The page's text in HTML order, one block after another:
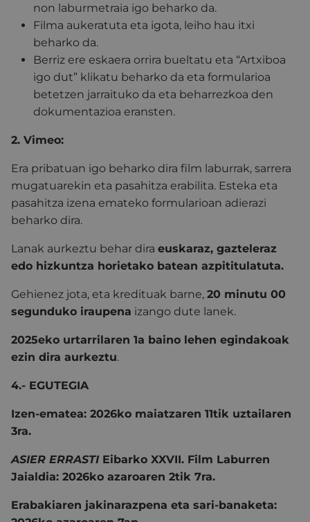
non laburmetraia igo beharko da.
Filma aukeratuta eta igota, leiho hau itxi
beharko da.
Berriz ere eskaera orrira bueltatu eta “Artxiboa
igo dut” klikatu beharko da eta formularioa
betetzen jarraituko da eta beharrezkoa den
dokumentazioa eransten.
2. Vimeo:
Era pribatuan igo beharko dira film laburrak, sarrera
mugatuarekin eta pasahitza erabilita. Esteka eta
pasahitza izena emateko formularioan adierazi
beharko dira.
Lanak aurkeztu behar dira euskaraz, gazteleraz
edo hizkuntza horietako batean azpititulatuta.
Gehienez jota, eta kredituak barne, 20 minutu 00
segunduko iraupena izango dute lanek.
2025eko urtarrilaren 1a baino lehen egindakoak
ezin dira aurkeztu.
4.- EGUTEGIA
Izen-ematea: 2026ko maiatzaren 11tik uztailaren
3ra.
ASIER ERRASTI Eibarko XXVII. Film Laburren
Jaialdia: 2026ko azaroaren 2tik 7ra.
Erabakiaren jakinarazpena eta sari-banaketa: